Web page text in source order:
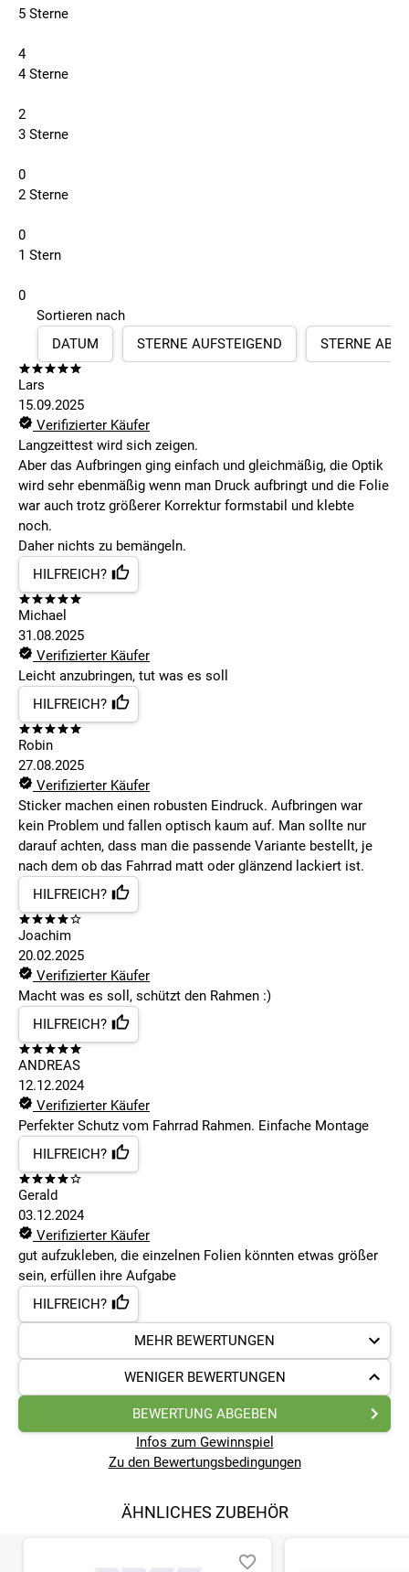
5 Sterne
4
4 Sterne
2
3 Sterne
0
2 Sterne
0
1 Stern
0
Sortieren nach
DATUM
STERNE AUFSTEIGEND STERNE
Lars
15.09.2025
Verifizierter Käufer
Langzeittest wird sich zeigen.
Aber das Aufbringen ging einfach und gleichmäßig, die Optik
wird sehr ebenmäßig wenn man Druck aufbringt und die Folie
war auch trotz größerer Korrektur formstabil und klebte
noch.
Daher nichts zu bemängeln.
HILFREICH?
Michael
31.08.2025
Verifizierter Käufer
Leicht anzubringen, tut was es soll
HILFREICH?
Robin
27.08.2025
Verifizierter Käufer
Sticker machen einen robusten Eindruck. Aufbringen war
kein Problem und fallen optisch kaum auf. Man sollte nur
darauf achten, dass man die passende Variante bestellt, je
nach dem ob das Fahrrad matt oder glänzend lackiert ist.
HILFREICH?
Joachim
20.02.2025
Verifizierter Käufer
Macht was es soll, schützt den Rahmen :)
HILFREICH?
ANDREAS
12.12.2024
Verifizierter Käufer
Perfekter Schutz vom Fahrrad Rahmen. Einfache Montage
HILFREICH?
Gerald
03.12.2024
Verifizierter Käufer
gut aufzukleben, die einzelnen Folien könnten etwas größer
sein, erfüllen ihre Aufgabe
HILFREICH?
MEHR BEWERTUNGEN
WENIGER BEWERTUNGEN
BEWERTUNG ABGEBEN
Infos zum Gewinnspiel
Zu den Bewertungsbedingungen
ÄHNLICHES ZUBEHÖR